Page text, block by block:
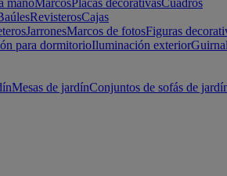
manoMarcosPlacas decorativasCuadros
RevisterosCajas
JarronesMarcos de fotosFiguras
para dormitorioIluminación exterior
Mesas de jardínConjuntos de sofás de